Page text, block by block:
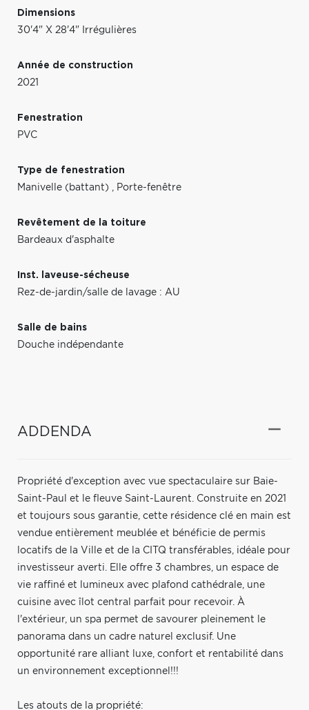
Dimensions
30'4" X 28'4" Irrégulières
Année de construction
2021
Fenestration
PVC
Type de fenestration
Manivelle (battant) , Porte-fenêtre
Revêtement de la toiture
Bardeaux d'asphalte
Inst. laveuse-sécheuse
Rez-de-jardin/salle de lavage : AU
Salle de bains
Douche indépendante
ADDENDA
Propriété d'exception avec vue spectaculaire sur Baie-
Saint-Paul et le fleuve Saint-Laurent. Construite en 2021
et toujours sous garantie, cette résidence clé en main est
vendue entièrement meublée et bénéficie de permis
locatifs de la Ville et de la CITQ transférables, idéale pour
investisseur averti. Elle offre 3 chambres, un espace de
vie raffiné et lumineux avec plafond cathédrale, une
cuisine avec îlot central parfait pour recevoir. À
l'extérieur, un spa permet de savourer pleinement le
panorama dans un cadre naturel exclusif. Une
opportunité rare alliant luxe, confort et rentabilité dans
un environnement exceptionnel!!!
Les atouts de la propriété: